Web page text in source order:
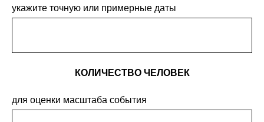
укажите точную или примерные даты
КОЛИЧЕСТВО ЧЕЛОВЕК
для оценки масштаба события